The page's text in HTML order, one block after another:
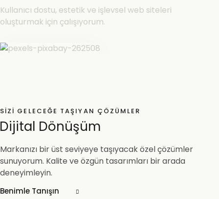
Kullanıcı dostu, estetik ve işlevsel web siteleri
oluşturmak için çalışıyorum.
SIZI GELECEĞE TAŞIYAN ÇÖZÜMLER
Dijital Dönüşüm
Markanızı bir üst seviyeye taşıyacak özel çözümler
sunuyorum. Kalite ve özgün tasarımları bir arada
deneyimleyin.
Benimle Tanışın